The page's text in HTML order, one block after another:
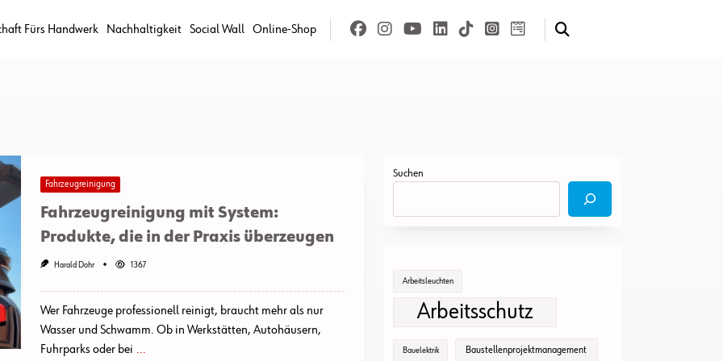
Fürs Handwerk Nachhaltigkeit Social Wall Online-Shop
Fahrzeugreinigung
Fahrzeugreinigung mit System:
Produkte, die in der Praxis überzeugen
Harald Dohr 1367
Wer Fahrzeuge professionell reinigt, braucht mehr als nur
Wasser und Schwamm. Ob in Werkstätten, Autohäusern,
Fuhrparks oder bei ...
Suchen
Arbeitsleuchten
Arbeitsschutz
Bauelektrik Baustellenprojektmanagement